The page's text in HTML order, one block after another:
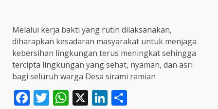
Melalui kerja bakti yang rutin dilaksanakan,
diharapkan kesadaran masyarakat untuk menjaga
kebersihan lingkungan terus meningkat sehingga
tercipta lingkungan yang sehat, nyaman, dan asri
bagi seluruh warga Desa sirami ramian
Facebook
Twitter
WhatsApp
X LinkedIn